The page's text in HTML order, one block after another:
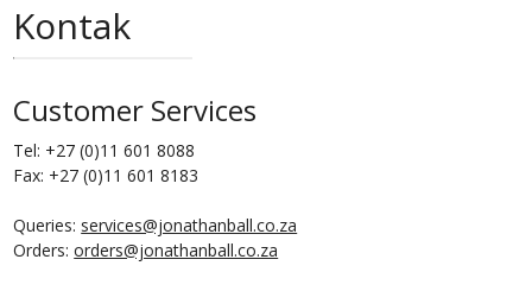
Kontak
Customer Services
Tel: +27 (0)11 601 8088
Fax: +27 (0)11 601 8183
Queries: services@jonathanball.co.za
Orders:orders@jonathanball.co.za